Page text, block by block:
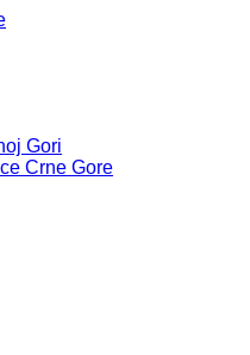
Gori
Crne Gore